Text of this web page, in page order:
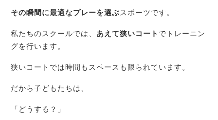
その瞬間に最適なプレーを選ぶスポーツです。
私たちのスクールでは、 あえて狭いコート でトレーニン
グを行います。
狭いコートでは時間もスペースも限られています。
だから子どもたちは、
「どうする？」